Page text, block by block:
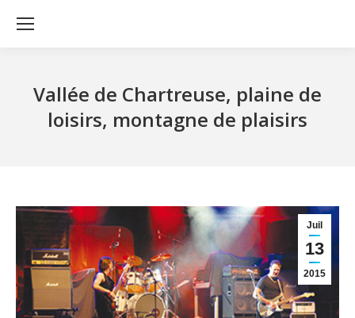
Vallée de Chartreuse, plaine de
loisirs, montagne de plaisirs
Juil
13
2015